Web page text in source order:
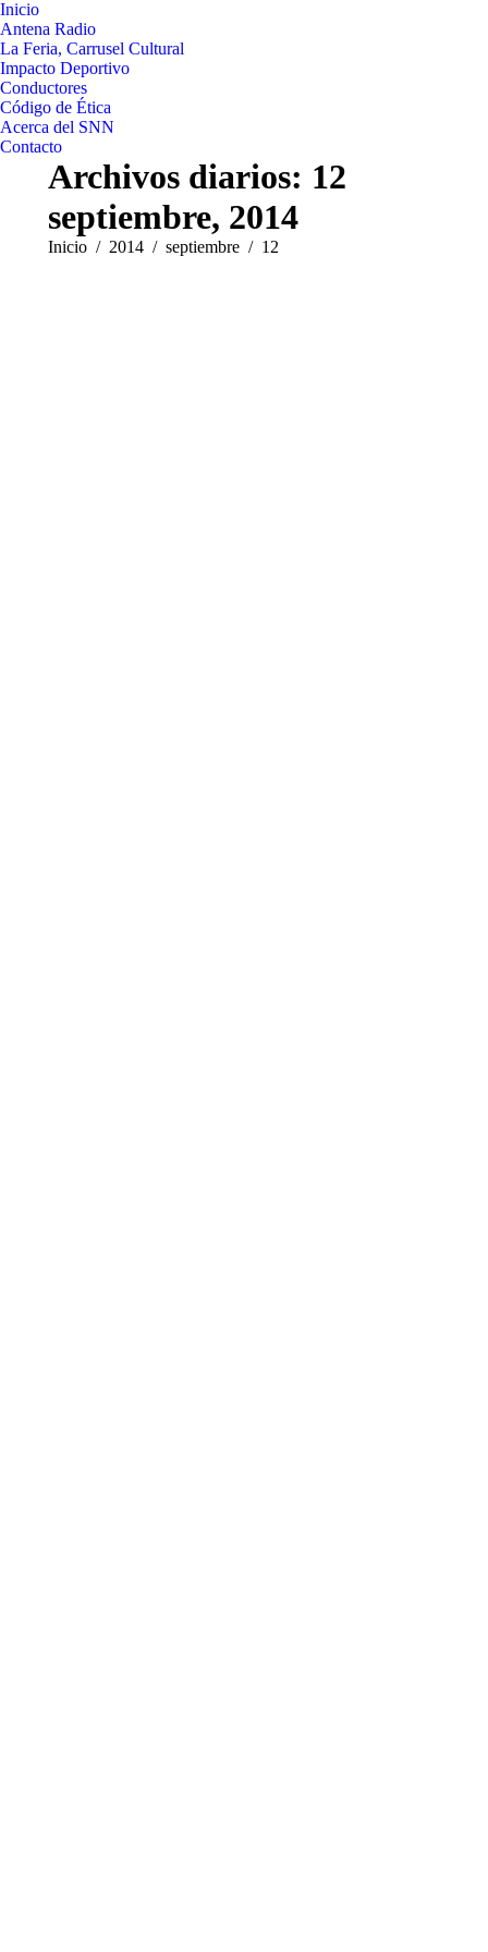
Inicio
Antena Radio
La Feria, Carrusel Cultural
Impacto Deportivo
Conductores
Código de Ética
Acerca del SNN
Contacto
Archivos diarios: 12
septiembre, 2014
Estás aquí:
Inicio 2014 septiembre 12